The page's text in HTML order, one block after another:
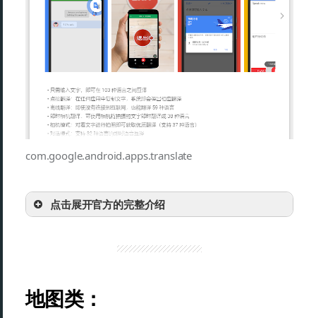
com.google.android.apps.translate
点击展开官方的完整介绍
地图类：